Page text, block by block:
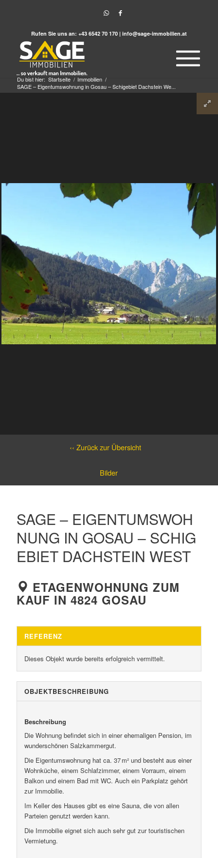
Rufen Sie uns an: +43 6542 70 170 | info@sage-immobilien.at
Du bist hier: Startseite / Immobilien /
SAGE – Eigentumswohnung in Gosau – Schigebiet Dachstein We...
‹‹ Zurück zur Übersicht
Bilder
SAGE – EIGENTUMSWOH
NUNG IN GOSAU – SCHIG
EBIET DACHSTEIN WEST
ETAGENWOHNUNG ZUM
KAUF IN 4824 GOSAU
REFERENZ
Dieses Objekt wurde bereits erfolgreich vermittelt.
OBJEKT­BESCHREIBUNG
Beschreibung
Die Wohnung befindet sich in einer ehemaligen Pension, im
wunderschönen Salzkammergut.
Die Eigentumswohnung hat ca. 37 m² und besteht aus einer
Wohnküche, einem Schlafzimmer, einem Vorraum, einem
Balkon und einem Bad mit WC. Auch ein Parkplatz gehört
zur Immobilie.
Im Keller des Hauses gibt es eine Sauna, die von allen
Parteien genutzt werden kann.
Die Immobilie eignet sich auch sehr gut zur touristischen
Vermietung.